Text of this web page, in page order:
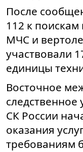
После
112 к
МЧС и
участвовали
единицы
Восточное
следственное
СК России
оказания
требованиям